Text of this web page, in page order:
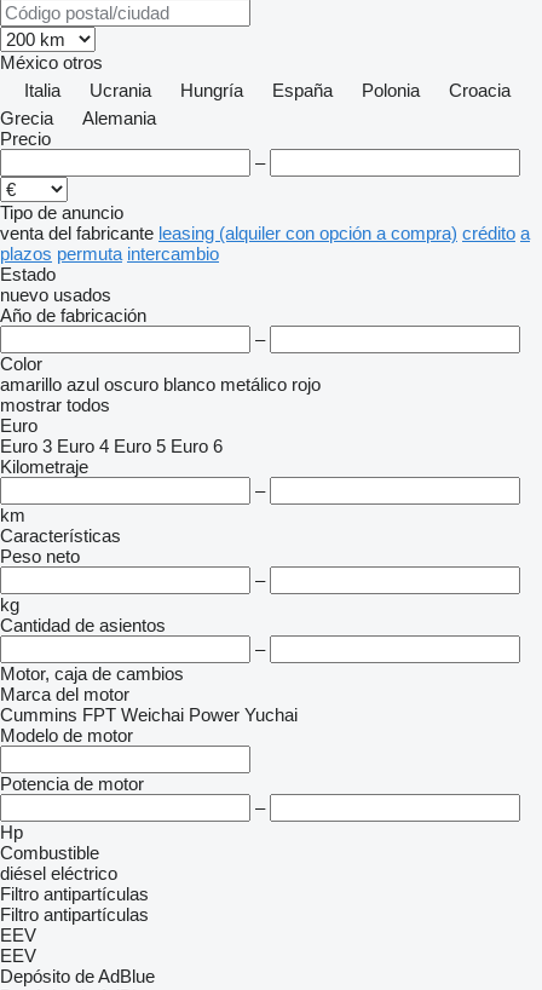
México otros
Italia
Ucrania Hungría España Polonia
Croacia
Grecia
Alemania
Precio
–
Tipo de anuncio
venta del fabricante leasing (alquiler con opción a compra) crédito a
plazos permuta intercambio
Estado
nuevo usados
Año de fabricación
–
Color
amarillo azul oscuro blanco metálico rojo
mostrar todos
Euro
Euro 3 Euro 4 Euro 5 Euro 6
Kilometraje
–
km
Características
Peso neto
–
kg
Cantidad de asientos
–
Motor, caja de cambios
Marca del motor
Cummins FPT Weichai Power Yuchai
Modelo de motor
Potencia de motor
–
Hp
Combustible
diésel eléctrico
Filtro antipartículas
Filtro antipartículas
EEV
EEV
Depósito de AdBlue